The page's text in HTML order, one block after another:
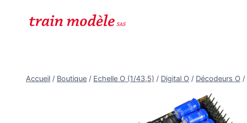
Accueil / Boutique / Echelle O (1/43,5) / Digital O / Décodeurs O /